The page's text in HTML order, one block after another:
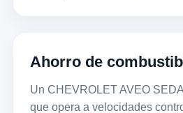
Ahorro de
Un CHEVROLET AVEO
que opera a velocidades